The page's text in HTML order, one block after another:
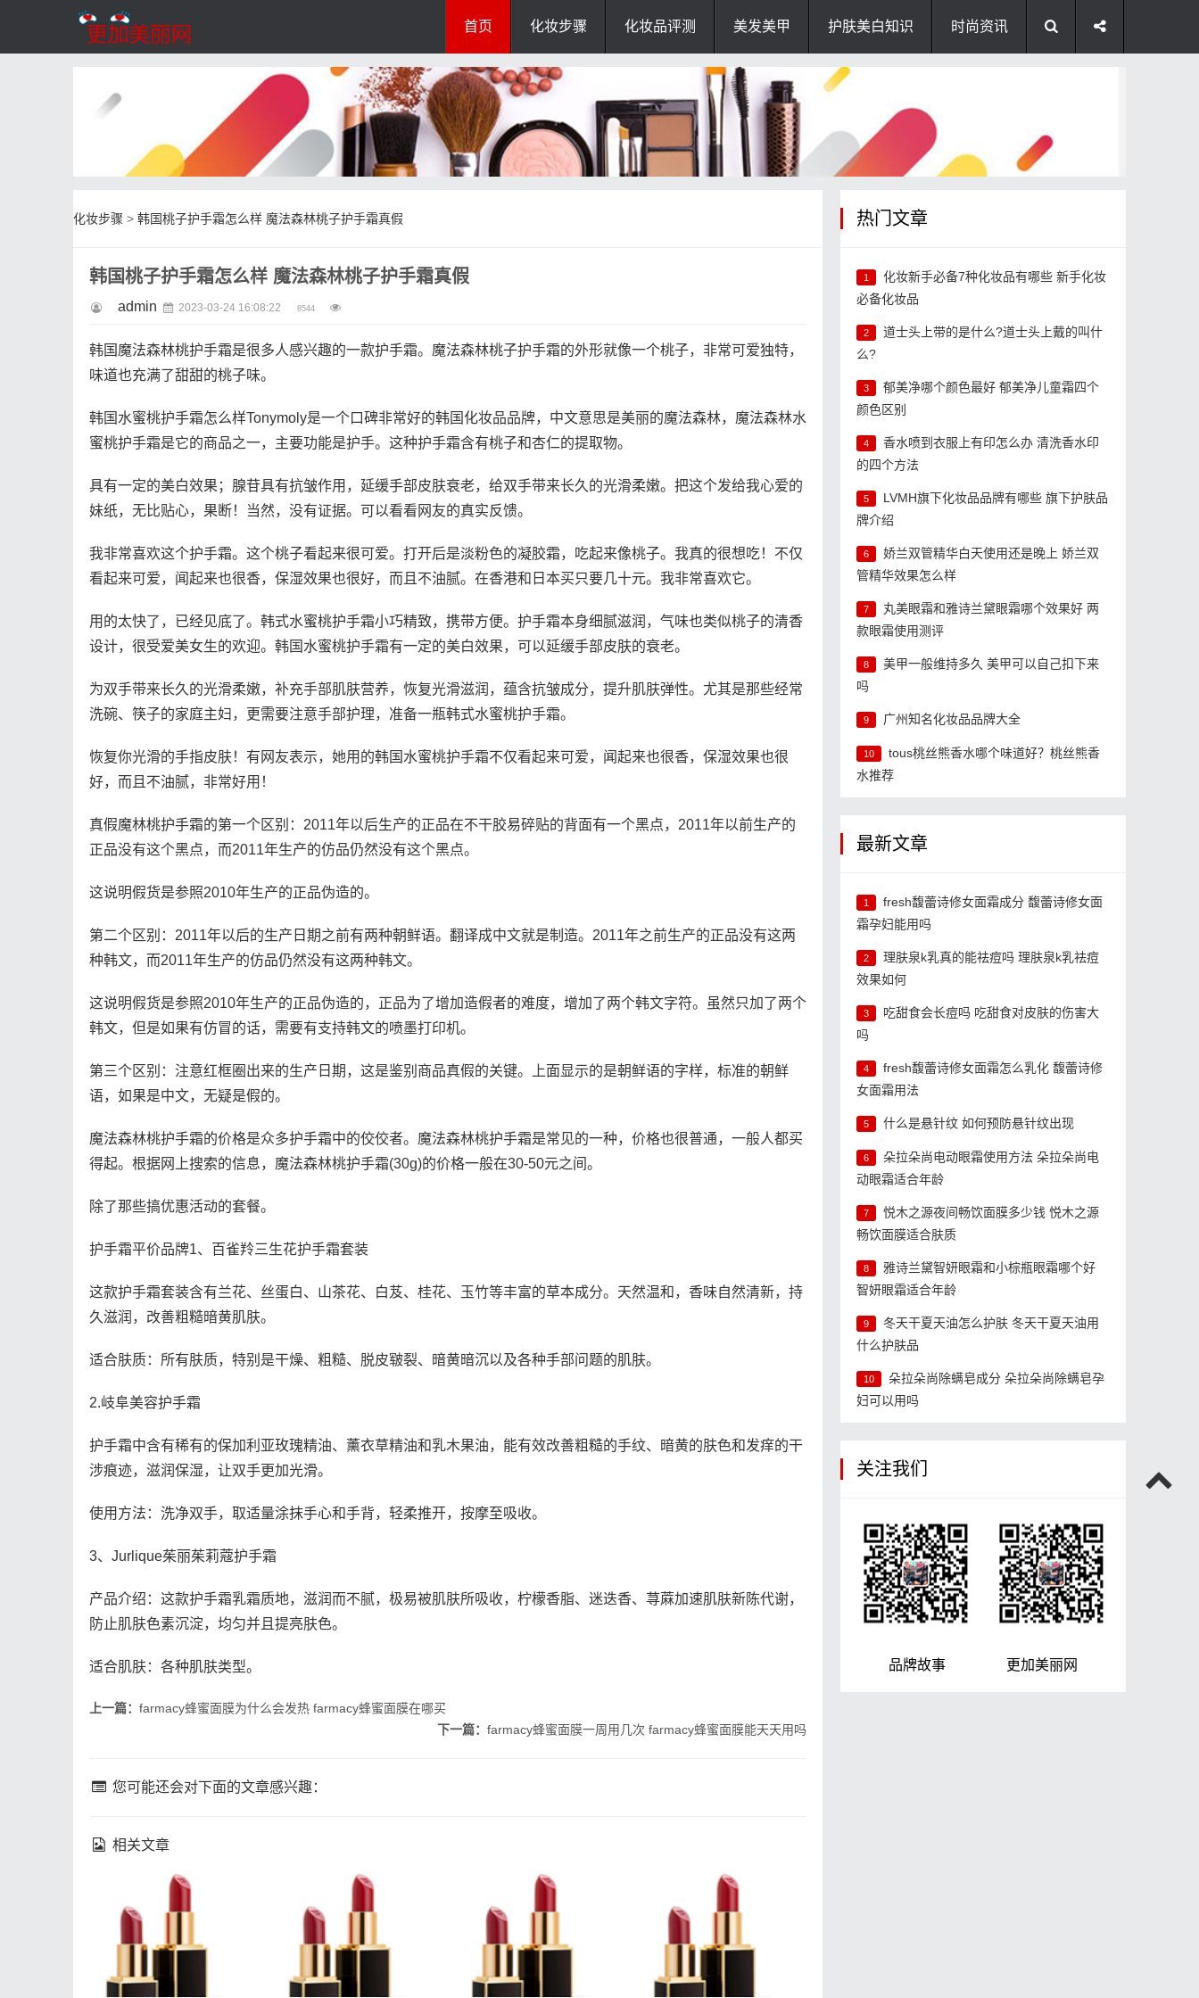
首页 化妆步骤 化妆品评测 美发美甲 护肤美白知识 时尚资讯
化妆步骤 > 韩国桃子护手霜怎么样 魔法森林桃子护手霜真假
韩国桃子护手霜怎么样 魔法森林桃子护手霜真假
admin 2023-03-24 16:08:22 8544
韩国魔法森林桃护手霜是很多人感兴趣的一款护手霜。魔法森林桃子护手霜的外形就像一个桃子，非常可爱独特，
味道也充满了甜甜的桃子味。
韩国水蜜桃护手霜怎么样Tonymoly是一个口碑非常好的韩国化妆品品牌，中文意思是美丽的魔法森林，魔法森林水
蜜桃护手霜是它的商品之一，主要功能是护手。这种护手霜含有桃子和杏仁的提取物。
具有一定的美白效果；腺苷具有抗皱作用，延缓手部皮肤衰老，给双手带来长久的光滑柔嫩。把这个发给我心爱的
妹纸，无比贴心，果断！当然，没有证据。可以看看网友的真实反馈。
我非常喜欢这个护手霜。这个桃子看起来很可爱。打开后是淡粉色的凝胶霜，吃起来像桃子。我真的很想吃！不仅
看起来可爱，闻起来也很香，保湿效果也很好，而且不油腻。在香港和日本买只要几十元。我非常喜欢它。
用的太快了，已经见底了。韩式水蜜桃护手霜小巧精致，携带方便。护手霜本身细腻滋润，气味也类似桃子的清香
设计，很受爱美女生的欢迎。韩国水蜜桃护手霜有一定的美白效果，可以延缓手部皮肤的衰老。
为双手带来长久的光滑柔嫩，补充手部肌肤营养，恢复光滑滋润，蕴含抗皱成分，提升肌肤弹性。尤其是那些经常
洗碗、筷子的家庭主妇，更需要注意手部护理，准备一瓶韩式水蜜桃护手霜。
恢复你光滑的手指皮肤！有网友表示，她用的韩国水蜜桃护手霜不仅看起来可爱，闻起来也很香，保湿效果也很
好，而且不油腻，非常好用！
真假魔林桃护手霜的第一个区别：2011年以后生产的正品在不干胶易碎贴的背面有一个黑点，2011年以前生产的
正品没有这个黑点，而2011年生产的仿品仍然没有这个黑点。
这说明假货是参照2010年生产的正品伪造的。
第二个区别：2011年以后的生产日期之前有两种朝鲜语。翻译成中文就是制造。2011年之前生产的正品没有这两
种韩文，而2011年生产的仿品仍然没有这两种韩文。
这说明假货是参照2010年生产的正品伪造的，正品为了增加造假者的难度，增加了两个韩文字符。虽然只加了两个
韩文，但是如果有仿冒的话，需要有支持韩文的喷墨打印机。
第三个区别：注意红框圈出来的生产日期，这是鉴别商品真假的关键。上面显示的是朝鲜语的字样，标准的朝鲜
语，如果是中文，无疑是假的。
魔法森林桃护手霜的价格是众多护手霜中的佼佼者。魔法森林桃护手霜是常见的一种，价格也很普通，一般人都买
得起。根据网上搜索的信息，魔法森林桃护手霜(30g)的价格一般在30-50元之间。
除了那些搞优惠活动的套餐。
护手霜平价品牌1、百雀羚三生花护手霜套装
这款护手霜套装含有兰花、丝蛋白、山茶花、白芨、桂花、玉竹等丰富的草本成分。天然温和，香味自然清新，持
久滋润，改善粗糙暗黄肌肤。
适合肤质：所有肤质，特别是干燥、粗糙、脱皮皲裂、暗黄暗沉以及各种手部问题的肌肤。
2.岐阜美容护手霜
护手霜中含有稀有的保加利亚玫瑰精油、薰衣草精油和乳木果油，能有效改善粗糙的手纹、暗黄的肤色和发痒的干
涉痕迹，滋润保湿，让双手更加光滑。
使用方法：洗净双手，取适量涂抹手心和手背，轻柔推开，按摩至吸收。
3、Jurlique茱丽茱莉蔻护手霜
产品介绍：这款护手霜乳霜质地，滋润而不腻，极易被肌肤所吸收，柠檬香脂、迷迭香、荨蔴加速肌肤新陈代谢，
防止肌肤色素沉淀，均匀并且提亮肤色。
适合肌肤：各种肌肤类型。
上一篇： farmacy蜂蜜面膜为什么会发热 farmacy蜂蜜面膜在哪买
下一篇： farmacy蜂蜜面膜一周用几次 farmacy蜂蜜面膜能天天用吗
您可能还会对下面的文章感兴趣：
相关文章
fresh馥蕾诗修女面霜成分
理肤泉k乳真的能祛痘吗 理
fresh馥蕾诗修女面霜怎么
什么是悬针纹 如何预防悬
热门文章
1
化妆新手必备7种化妆品有哪些 新手化妆
必备化妆品
2
道士头上带的是什么?道士头上戴的叫什
么?
3
郁美净哪个颜色最好 郁美净儿童霜四个
颜色区别
4
香水喷到衣服上有印怎么办 清洗香水印
的四个方法
5
LVMH旗下化妆品品牌有哪些 旗下护肤品
牌介绍
6
娇兰双管精华白天使用还是晚上 娇兰双
管精华效果怎么样
7
丸美眼霜和雅诗兰黛眼霜哪个效果好 两
款眼霜使用测评
8
美甲一般维持多久 美甲可以自己扣下来
吗
9 广州知名化妆品品牌大全
10
tous桃丝熊香水哪个味道好？桃丝熊香
水推荐
最新文章
1
fresh馥蕾诗修女面霜成分 馥蕾诗修女面
霜孕妇能用吗
2
理肤泉k乳真的能祛痘吗 理肤泉k乳祛痘
效果如何
3
吃甜食会长痘吗 吃甜食对皮肤的伤害大
吗
4
fresh馥蕾诗修女面霜怎么乳化 馥蕾诗修
女面霜用法
5 什么是悬针纹 如何预防悬针纹出现
6
朵拉朵尚电动眼霜使用方法 朵拉朵尚电
动眼霜适合年龄
7
悦木之源夜间畅饮面膜多少钱 悦木之源
畅饮面膜适合肤质
8
雅诗兰黛智妍眼霜和小棕瓶眼霜哪个好
智妍眼霜适合年龄
9
冬天干夏天油怎么护肤 冬天干夏天油用
什么护肤品
10
朵拉朵尚除螨皂成分 朵拉朵尚除螨皂孕
妇可以用吗
关注我们
品牌故事 更加美丽网